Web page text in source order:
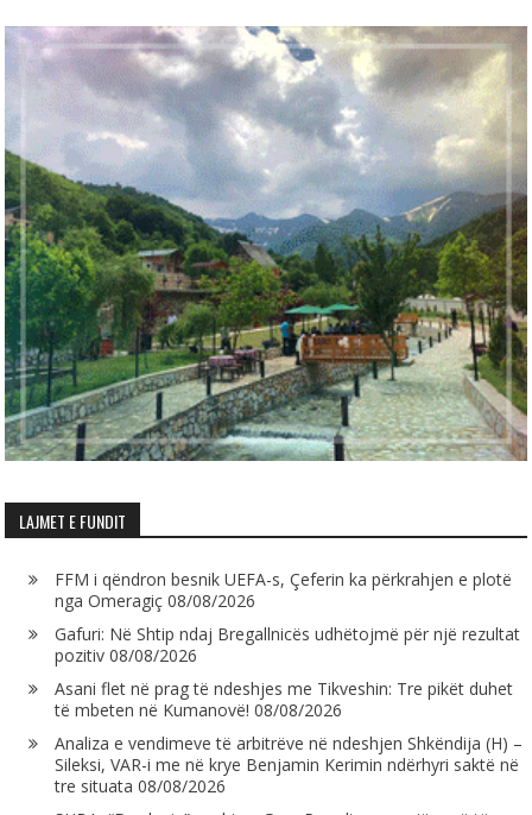
LAJMET E FUNDIT
FFM i qëndron besnik UEFA-s, Çeferin ka përkrahjen e plotë
nga Omeragiç 08/08/2026
Gafuri: Në Shtip ndaj Bregallnicës udhëtojmë për një rezultat
pozitiv 08/08/2026
Asani flet në prag të ndeshjes me Tikveshin: Tre pikët duhet
të mbeten në Kumanovë! 08/08/2026
Analiza e vendimeve të arbitrëve në ndeshjen Shkëndija (H) –
Sileksi, VAR-i me në krye Benjamin Kerimin ndërhyri saktë në
tre situata 08/08/2026